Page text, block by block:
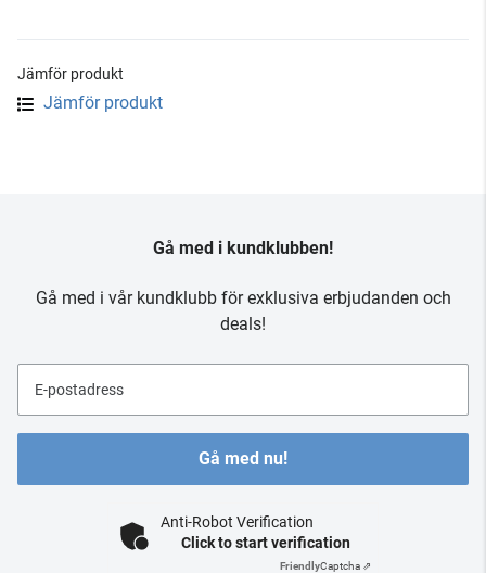
Jämför produkt
Jämför produkt
Gå med i kundklubben!
Gå med i vår kundklubb för exklusiva erbjudanden och
deals!
E-postadress
Gå med nu!
Anti-Robot Verification
Click to start verification
FriendlyCaptcha ⇗